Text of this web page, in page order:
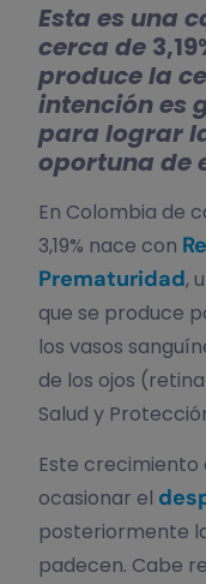
Esta es una
cerca de
produce la
intención es
para lograr
oportuna de
En Colombia de
3,19% nace con
Prematuridad,
que se produce
los vasos
de los ojos
Salud y
Este
ocasionar el
posteriormente
padecen. Cabe